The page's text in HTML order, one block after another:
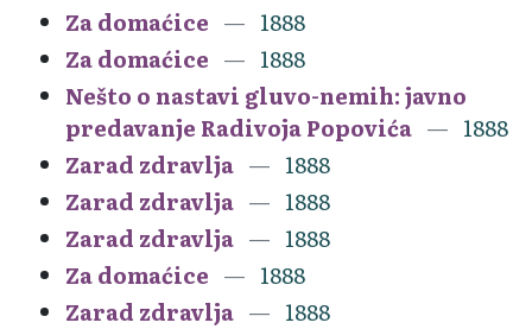
Za domaćice
1888
Za domaćice
1888
Nešto o nastavi gluvo-nemih: javno
predavanje Radivoja Popovića
1888
Zarad zdravlja
1888
Zarad zdravlja
1888
Zarad zdravlja
1888
Za domaćice
1888
Zarad zdravlja
1888